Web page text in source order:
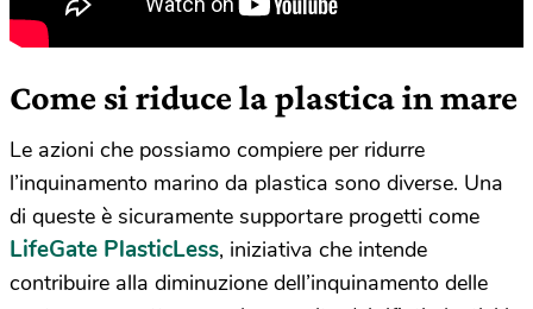
Come si riduce la plastica in mare
Le azioni che possiamo compiere per ridurre
l’inquinamento marino da plastica sono diverse. Una
di queste è sicuramente supportare progetti come
LifeGate PlasticLess, iniziativa che intende
contribuire alla diminuzione dell’inquinamento delle